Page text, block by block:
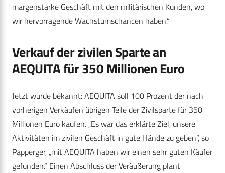
margenstarke Geschäft mit den militärischen Kunden, wo
wir hervorragende Wachstumschancen haben.“
Verkauf der zivilen Sparte an
AEQUITA für 350 Millionen Euro
Jetzt wurde bekannt: AEQUITA soll 100 Prozent der nach
vorherigen Verkäufen übrigen Teile der Zivilsparte für 350
Millionen Euro kaufen. „Es war das erklärte Ziel, unsere
Aktivitäten im zivilen Geschäft in gute Hände zu geben“, so
Papperger, „mit AEQUITA haben wir einen sehr guten Käufer
gefunden.“ Einen Abschluss der Veräußerung plant